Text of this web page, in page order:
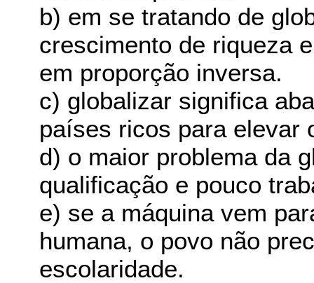
b) em se tratando de
crescimento de riqueza
em proporção inversa.
c) globalizar significa
países ricos para elevar
d) o maior problema da
qualificação e pouco
e) se a máquina vem
humana, o povo não
escolaridade.